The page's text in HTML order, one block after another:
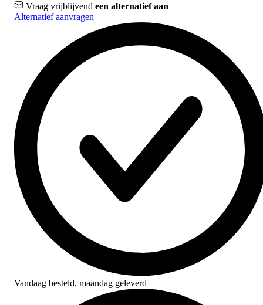
Vraag vrijblijvend een alternatief aan
Alternatief aanvragen
Vandaag besteld, maandag geleverd